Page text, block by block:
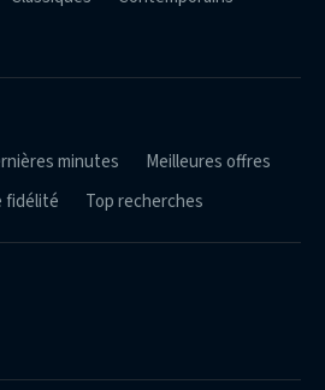
minutes
Meilleures offres
fidélité Top recherches